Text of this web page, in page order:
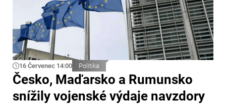
16 Červenec 14:00 Politika
Česko, Maďarsko a Rumunsko
snížily vojenské výdaje navzdory